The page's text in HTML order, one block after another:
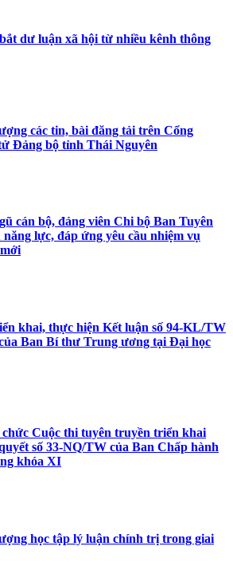
dư luận xã hội từ nhiều kênh thông
các tin, bài đăng tải trên Cổng
Đảng bộ tỉnh Thái Nguyên
cán bộ, đảng viên Chi bộ Ban Tuyên
lực, đáp ứng yêu cầu nhiệm vụ
khai, thực hiện Kết luận số 94-KL/TW
Ban Bí thư Trung ương tại Đại học
Cuộc thi tuyên truyền triển khai
số 33-NQ/TW của Ban Chấp hành
khóa XI
học tập lý luận chính trị trong giai